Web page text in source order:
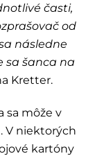
časti,
od
následne
sa šanca na
Kretter.
sa môže v
V niektorých
kartóny